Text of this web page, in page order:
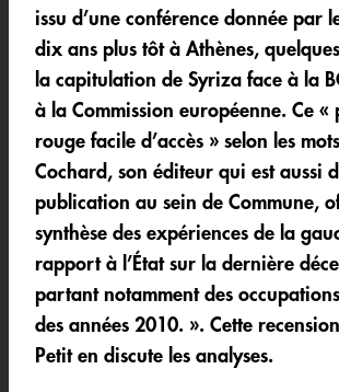
issu d’une conférence donnée par
dix ans plus tôt à Athènes,
la capitulation de Syriza face à la
à la Commission européenne. Ce «
rouge facile d’accès » selon les
Cochard, son éditeur qui est aussi
publication au sein de Commune,
synthèse des expériences de la
rapport à l’État sur la dernière
partant notamment des
des années 2010. ». Cette
Petit en discute les analyses.